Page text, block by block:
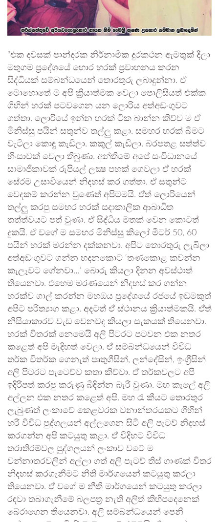
“එක දවසක් පාන්දරක නිර්නාමික දුරකථන ඇමතුක් දීලා
මතුගම ප්‍රදේශයේ හොර හරක් ප්‍රවාහනය කරන
සිද්ධියක් සම්බන්ධයෙන් තොරතුරු ලබාදුන්නා. ඒ
මොහොතේ ම අපි ක්‍රියාත්මක වෙලා පොලිසියත් එක්ක
ගිහින් හරක් පටවගෙන යන ලොරිය අත්අඩංගුවට
ගත්තා. ලොරියේ ඉන්න හරක් ටික බාන්න කිව්ව ම ඒ
මිනිස්සු පයින් සතුන්ව තල්ලු කළා. සමහර හරක් බිමට
වැටිලා කොඳු කැඩිලා. කකුල් කැඩිලා. බරපතළ සත්ත්ව
හිංසාවක් වෙලා තිබුණා. අන්තිමේ අපේ සංවිධානයේ
සාමාජිකාවක් රුපියල් ලක්‍ෂ පහක් ගෙවලා ඒ හරක්
සේරම උසාවියෙන් නිදහස් කර ගත්තා. ඒ සතුන්ට
වෙදකම් කරන්න වුණෙත් අපිටමයි. ඒත් ලොරියෙන්
තල්ලු කරපු සමහර හරක් සදාකාලික ආබාධිත
තත්ත්වයට පත් වුණා. ඒ සිද්ධිය මතක් වෙන කොටත්
දුකයි. ඒ වගේ ම සමහර මිනිස්සු කිලෝ මීටර් 50, 60
පයින් හරක් මරන්න දක්කනවා. අපිට තොරතුරු ලැබිලා
අත්අඩංගුවට ගන්න හදනකොට ‘තණකොළ කවන්න
කැලෑවට ගේනවා…’ බොරු කියලා දිනන අවස්ථාත්
තියෙනවා. එහෙම මරණයෙන් නිදහස් කර ගන්න
හරක්ව ගාල් කරන්න මහඔය ප්‍රදේශයේ රජයේ ඉඩමකුත්
අපිට පරිත්‍යාග කළා. අදටත් ඒ ස්ථානය ක්‍රියාත්මකයි. ඒත්
නිසියාකාරව වැඩ වෙනවද කියලා සැකයක් තියෙනවා.
හරක් විතරක් නෙමෙයි අලි පිටරට පටවන එක නතර
කළෙත් අපි මැදිහත් වෙලා. ඒ සම්බන්ධයෙන් විවිධ
තර්ක විතර්ක ගෙනැත් පෘතුගීසින්, ලන්දේසින්, ඉංග්‍රීසින්
අලි පිටරට පැටෙව්ව කතා කිව්වා. ඒ තර්කවලට අපි
ඉදිරිපත් කරපු කරුණු බිඳින්න බැරි වුණා. මහ කැලේ අලි
අල්ලන එක නතර කළෙත් අපි. මහ රෑ කීයට තොරතුර
ලැබුණත් ලංකාවේ කෙළවරක වනාන්තරයකට ගිහින්
හරි විවිධ පුද්ගලයන් අල්ලගෙන සිටි අලි පැටව් නිදහස්
කරගන්න අපි කටයුතු කළා. ඒ විදිහට විවිධ
තරාතිරම්වල පුද්ගලයන් ලංකාව වටේ ම
වන්නාතරවලින් අල්ලා ගත් අලි පැටව් තිස් ගාණක් විතර
නිදහස් කරගැනීමට නීති මාර්ගයෙන් කටයුතු කරලා
තියෙනවා. ඒ වගේ ම නීති මාර්ගයෙන් කටයුතු කරලා
රඳවා තබාගැනීමේ බලපත්‍ර නැති අලිත් කිහිපදෙනෙක්
බේරාගෙන තියෙනවා. අලි සම්බන්ධයෙන් පෙනී